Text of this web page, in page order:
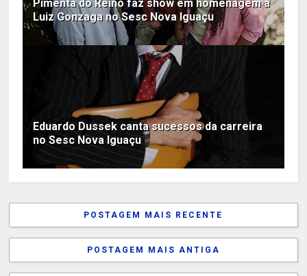
Pimenta do Reino faz show em homenagem a
Luiz Gonzaga no Sesc Nova Iguaçu
Eduardo Dussek canta sucessos da carreira
no Sesc Nova Iguaçu
POSTAGEM MAIS RECENTE
POSTAGEM MAIS ANTIGA